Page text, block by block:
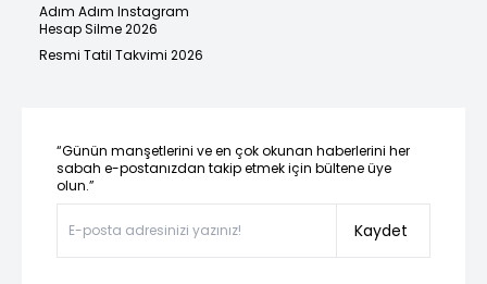
Adım Adım Instagram
Hesap Silme 2026
Resmi Tatil Takvimi 2026
“Günün manşetlerini ve en çok okunan haberlerini her
sabah e-postanızdan takip etmek için bültene üye
olun.”
Kaydet